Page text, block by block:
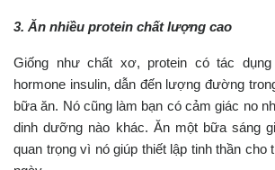
3. Ăn nhiều protein chất lượng cao
Giống như chất xơ, protein có tác
hormone insulin, dẫn đến lượng đường
bữa ăn. Nó cũng làm bạn có cảm giác no
dinh dưỡng nào khác. Ăn một bữa sáng
quan trọng vì nó giúp thiết lập tinh thần cho